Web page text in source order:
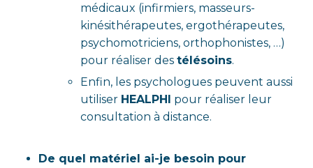
médicaux (infirmiers, masseurs-
kinésithérapeutes, ergothérapeutes,
psychomotriciens, orthophonistes, …)
pour réaliser des télésoins.
Enfin, les psychologues peuvent aussi
utiliser HEALPHI pour réaliser leur
consultation à distance.
De quel matériel ai-je besoin pour